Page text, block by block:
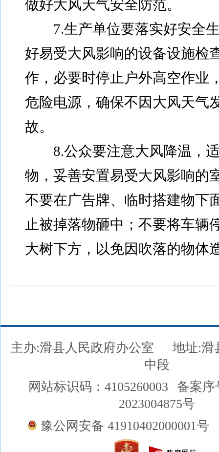
做好大风天气安全防范。
7.生产单位要落实好安全生
好易受大风影响的设备设施检
作，必要时停止户外高空作业
危险电源，确保不因大风天气
故。
8.公众要注意大风降温，
物，妥善安置易受大风影响的
不要在广告牌、临时搭建物下
止被掉落物砸中；不要将车辆
大树下方，以免因吹落的物体
主办:滑县人民政府办公室
地址:滑
中段
网站标识码：4105260003
备案序
2023004875号
豫公网安备 41910402000001号